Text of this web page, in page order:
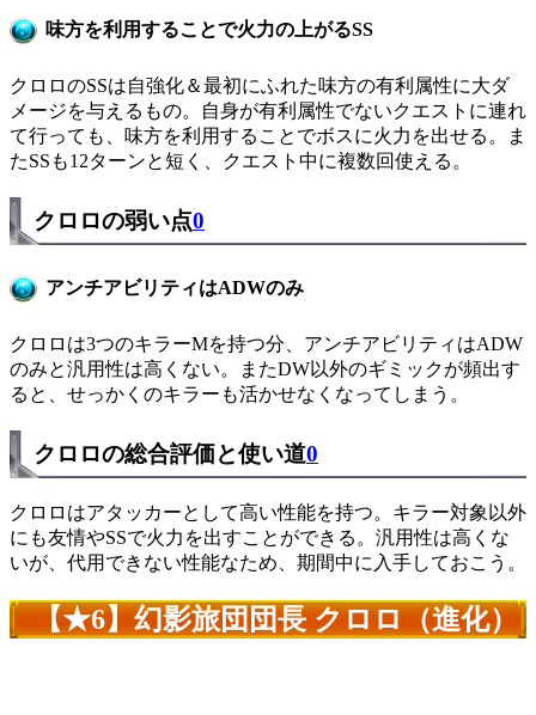
味方を利用することで火力の上がるSS
クロロのSSは自強化＆最初にふれた味方の有利属性に大ダ
メージを与えるもの。自身が有利属性でないクエストに連れ
て行っても、味方を利用することでボスに火力を出せる。ま
たSSも12ターンと短く、クエスト中に複数回使える。
クロロの弱い点0
アンチアビリティはADWのみ
クロロは3つのキラーMを持つ分、アンチアビリティはADW
のみと汎用性は高くない。またDW以外のギミックが頻出す
ると、せっかくのキラーも活かせなくなってしまう。
クロロの総合評価と使い道0
クロロはアタッカーとして高い性能を持つ。キラー対象以外
にも友情やSSで火力を出すことができる。汎用性は高くな
いが、代用できない性能なため、期間中に入手しておこう。
【★6】幻影旅団団長 クロロ（進化）